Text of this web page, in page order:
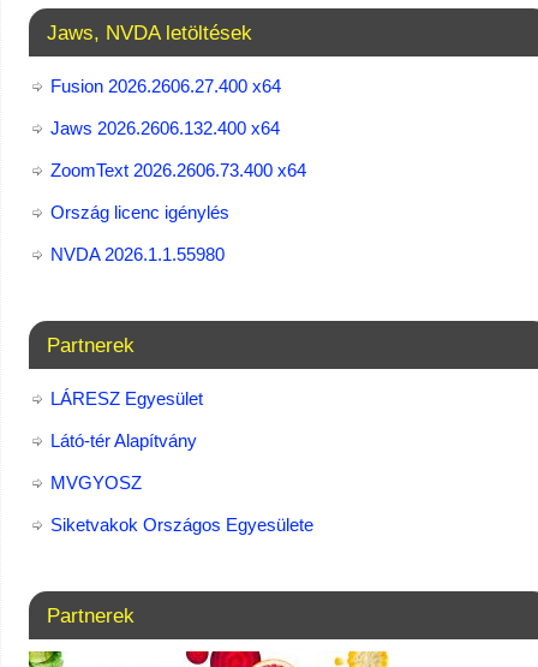
Jaws, NVDA letöltések
Fusion 2026.2606.27.400 x64
Jaws 2026.2606.132.400 x64
ZoomText 2026.2606.73.400​ x64
Ország licenc igénylés
NVDA 2026.1.1.55980
Partnerek
LÁRESZ Egyesület
Látó-tér Alapítvány
MVGYOSZ
Siketvakok Országos Egyesülete
Partnerek